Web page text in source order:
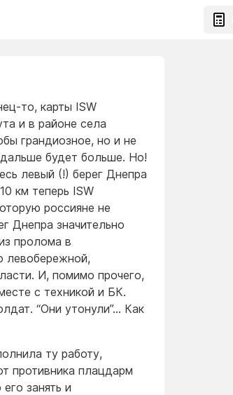
то, карты ISW
и в районе села
грандиозное, но и не
будет больше. Но!
левый (!) берег Днепра
км теперь ISW
россияне не
Днепра значительно
пролома в
левобережной,
И, помимо прочего,
с техникой и БК.
“Они утонули”… Как
ту работу,
противника плацдарм
занять и